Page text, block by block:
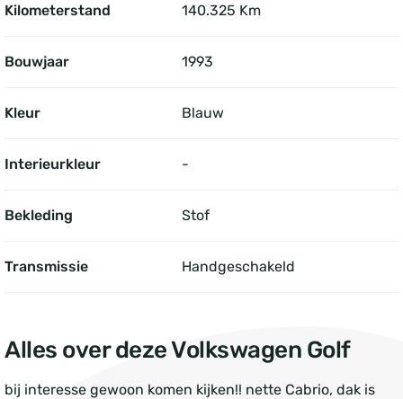
Kilometerstand 140.325 Km
Bouwjaar 1993
Kleur Blauw
Interieurkleur -
Bekleding Stof
Transmissie Handgeschakeld
Alles over deze Volkswagen Golf
bij interesse gewoon komen kijken!! nette Cabrio, dak is